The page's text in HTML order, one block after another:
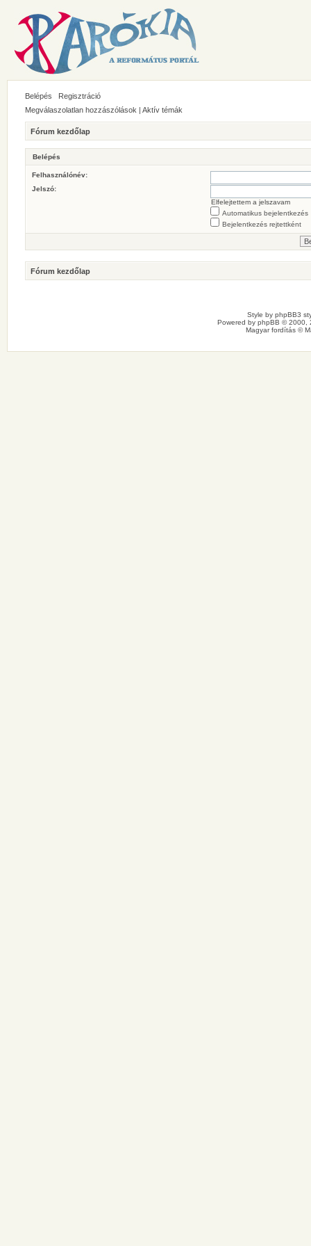
Belépés
Regisztráció
Megválaszolatlan hozzászólások | Aktív témák
Fórum kezdőlap
Belépés
Felhasználónév:
Jelszó:
Elfelejtettem a jelszavam
Automatikus bejelentkezés
Bejelentkezés rejtettként
Fórum kezdőlap
Style by phpBB3
Powered by phpBB © 2000,
Magyar fordítás ©